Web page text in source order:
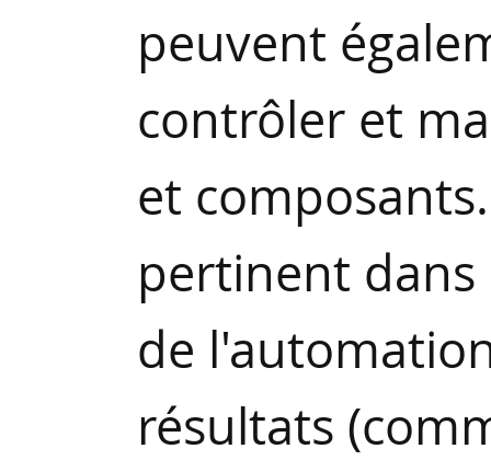
peuvent
contrôler et
et
pertinent dans
de
résultats